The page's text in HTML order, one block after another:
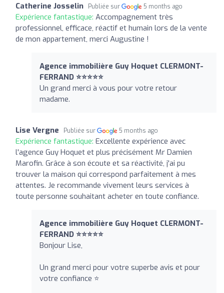
Catherine Josselin Publiée sur 5 months ago
Expérience fantastique: Accompagnement très
professionnel, efficace, réactif et humain lors de la vente
de mon appartement, merci Augustine !
Agence immobilière Guy Hoquet CLERMONT-
FERRAND ⭐⭐⭐⭐⭐
Un grand merci à vous pour votre retour
madame.
Lise Vergne Publiée sur 5 months ago
Expérience fantastique: Excellente expérience avec
l'agence Guy Hoquet et plus précisément Mr Damien
Marofin. Grâce à son écoute et sa réactivité, j'ai pu
trouver la maison qui correspond parfaitement à mes
attentes. Je recommande vivement leurs services à
toute personne souhaitant acheter en toute confiance.
Agence immobilière Guy Hoquet CLERMONT-
FERRAND ⭐⭐⭐⭐⭐
Bonjour Lise,
Un grand merci pour votre superbe avis et pour
votre confiance ⭐